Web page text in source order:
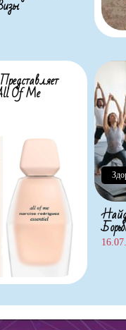
Of Me